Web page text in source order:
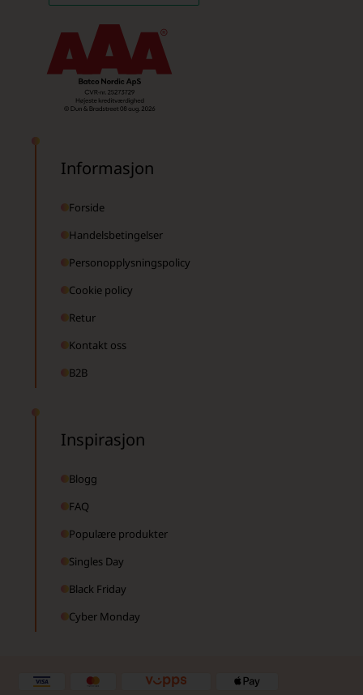
Informasjon
Forside
Handelsbetingelser
Personopplysningspolicy
Cookie policy
Retur
Kontakt oss
B2B
Inspirasjon
Blogg
FAQ
Populære produkter
Singles Day
Black Friday
Cyber Monday